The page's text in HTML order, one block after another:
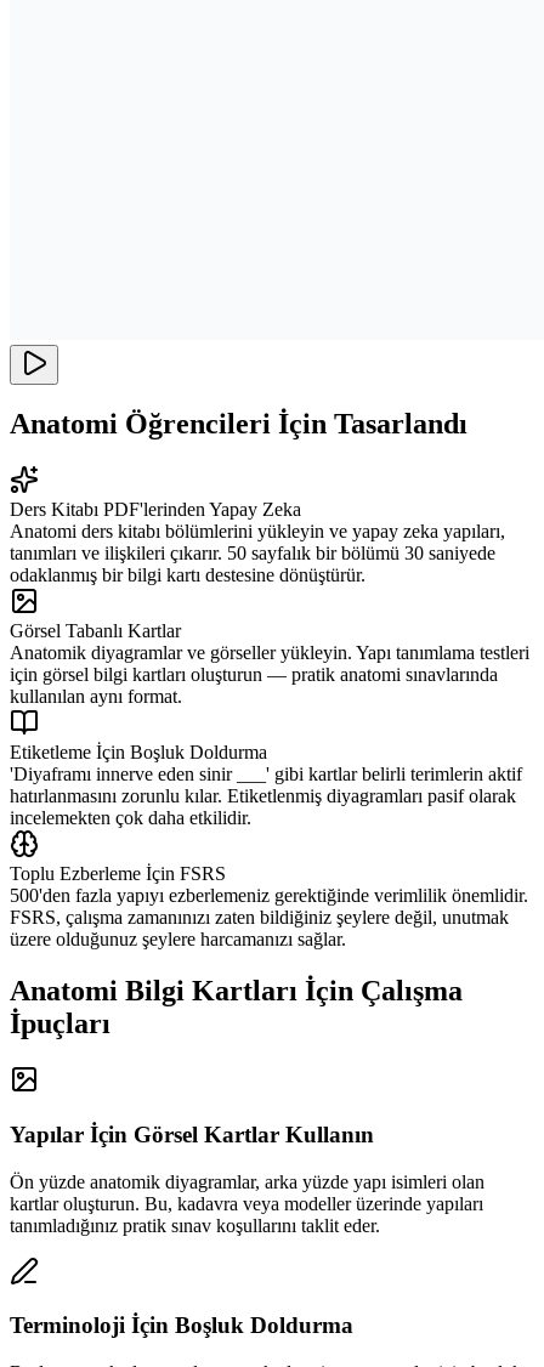
Anatomi Öğrencileri İçin Tasarlandı
Ders Kitabı PDF'lerinden Yapay Zeka
Anatomi ders kitabı bölümlerini yükleyin ve yapay zeka yapıları,
tanımları ve ilişkileri çıkarır. 50 sayfalık bir bölümü 30 saniyede
odaklanmış bir bilgi kartı destesine dönüştürür.
Görsel Tabanlı Kartlar
Anatomik diyagramlar ve görseller yükleyin. Yapı tanımlama testleri
için görsel bilgi kartları oluşturun — pratik anatomi sınavlarında
kullanılan aynı format.
Etiketleme İçin Boşluk Doldurma
'Diyaframı innerve eden sinir ___' gibi kartlar belirli terimlerin aktif
hatırlanmasını zorunlu kılar. Etiketlenmiş diyagramları pasif olarak
incelemekten çok daha etkilidir.
Toplu Ezberleme İçin FSRS
500'den fazla yapıyı ezberlemeniz gerektiğinde verimlilik önemlidir.
FSRS, çalışma zamanınızı zaten bildiğiniz şeylere değil, unutmak
üzere olduğunuz şeylere harcamanızı sağlar.
Anatomi Bilgi Kartları İçin Çalışma
İpuçları
Yapılar İçin Görsel Kartlar Kullanın
Ön yüzde anatomik diyagramlar, arka yüzde yapı isimleri olan
kartlar oluşturun. Bu, kadavra veya modeller üzerinde yapıları
tanımladığınız pratik sınav koşullarını taklit eder.
Terminoloji İçin Boşluk Doldurma